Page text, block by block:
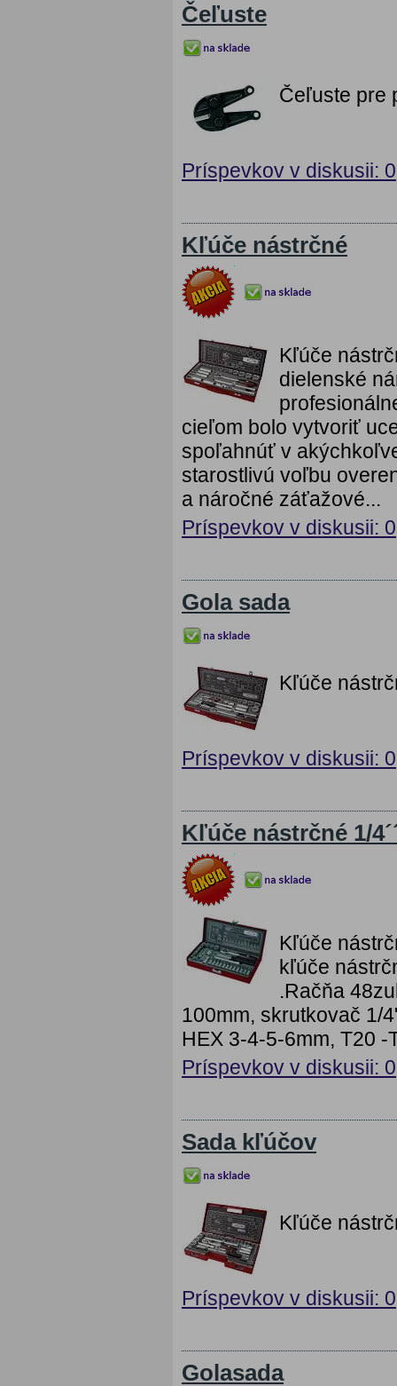
Čeľuste
Čeľuste pre
Príspevkov v diskusii: 0
Kľúče nástrčné
Kľúče
dielenské
cieľom bolo vytvoriť
spoľahnúť v
starostlivú voľbu
a náročné záťažové...
Príspevkov v diskusii: 0
Gola sada
Kľúče
Príspevkov v diskusii: 0
Kľúče nástrčné 1/
Kľúče
kľúče
.Račňa
100mm, skrutkovač 1/
HEX 3-4-5-6mm, T20 -
Príspevkov v diskusii: 0
Sada kľúčov
Kľúče
Príspevkov v diskusii: 0
Golasada